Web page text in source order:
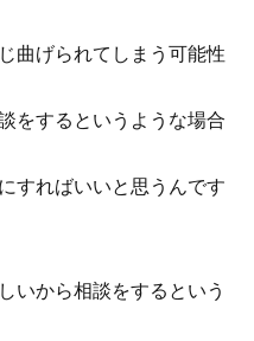
曲げられてしまう可能性
をするというような場合
すればいいと思うんです
いから相談をするという